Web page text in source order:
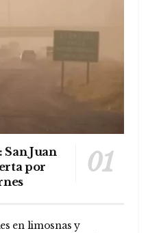
Juan
por
en limosnas y